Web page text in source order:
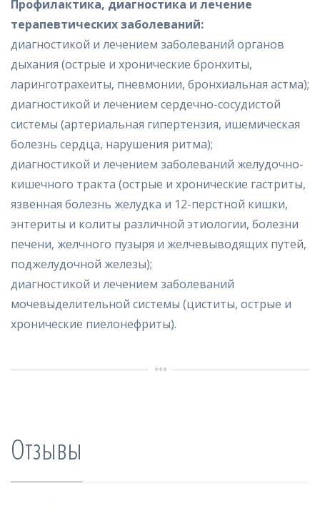
Профилактика, диагностика и лечение
терапевтических заболеваний:
диагностикой и лечением заболеваний органов
дыхания (острые и хронические бронхиты,
ларинготрахеиты, пневмонии, бронхиальная астма);
диагностикой и лечением сердечно-сосудистой
системы (артериальная гипертензия, ишемическая
болезнь сердца, нарушения ритма);
диагностикой и лечением заболеваний желудочно-
кишечного тракта (острые и хронические гастриты,
язвенная болезнь желудка и 12-перстной кишки,
энтериты и колиты различной этиологии, болезни
печени, желчного пузыря и желчевыводящих путей,
поджелудочной железы);
диагностикой и лечением заболеваний
мочевыделительной системы (циститы, острые и
хронические пиелонефриты).
Отзывы